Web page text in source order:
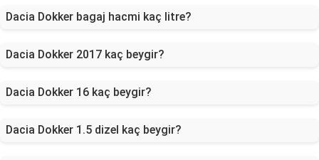
Dacia Dokker bagaj hacmi kaç litre?
Dacia Dokker 2017 kaç beygir?
Dacia Dokker 16 kaç beygir?
Dacia Dokker 1.5 dizel kaç beygir?